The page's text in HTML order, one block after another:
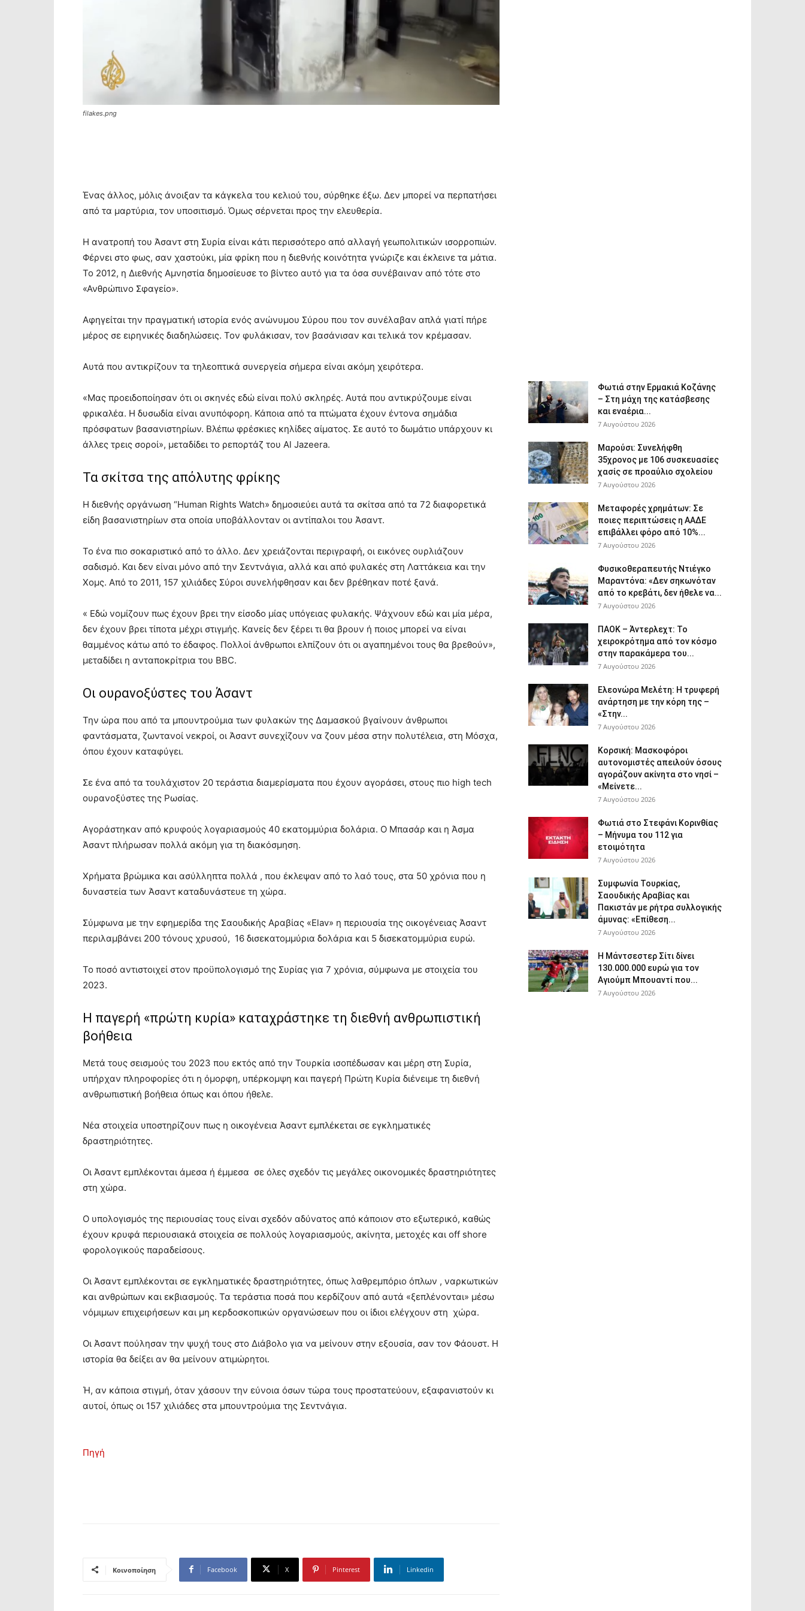
filakes.png
Ένας άλλος, μόλις άνοιξαν τα κάγκελα του κελιού του, σύρθηκε έξω. Δεν μπορεί να περπατήσει
από τα μαρτύρια, τον υποσιτισμό. Όμως σέρνεται προς την ελευθερία.
Η ανατροπή του Άσαντ στη Συρία είναι κάτι περισσότερο από αλλαγή γεωπολιτικών ισορροπιών.
Φέρνει στο φως, σαν χαστούκι, μία φρίκη που η διεθνής κοινότητα γνώριζε και έκλεινε τα μάτια.
Το 2012, η Διεθνής Αμνηστία δημοσίευσε το βίντεο αυτό για τα όσα συνέβαιναν από τότε στο
«Ανθρώπινο Σφαγείο».
Αφηγείται την πραγματική ιστορία ενός ανώνυμου Σύρου που τον συνέλαβαν απλά γιατί πήρε
μέρος σε ειρηνικές διαδηλώσεις. Τον φυλάκισαν, τον βασάνισαν και τελικά τον κρέμασαν.
Αυτά που αντικρίζουν τα τηλεοπτικά συνεργεία σήμερα είναι ακόμη χειρότερα.
«Μας προειδοποίησαν ότι οι σκηνές εδώ είναι πολύ σκληρές. Αυτά που αντικρύζουμε είναι
φρικαλέα. Η δυσωδία είναι ανυπόφορη. Κάποια από τα πτώματα έχουν έντονα σημάδια
πρόσφατων βασανιστηρίων. Βλέπω φρέσκιες κηλίδες αίματος. Σε αυτό το δωμάτιο υπάρχουν κι
άλλες τρεις σοροί», μεταδίδει το ρεπορτάζ του Al Jazeera.
Τα σκίτσα της απόλυτης φρίκης
Η διεθνής οργάνωση “Human Rights Watch» δημοσιεύει αυτά τα σκίτσα από τα 72 διαφορετικά
είδη βασανιστηρίων στα οποία υποβάλλονταν οι αντίπαλοι του Άσαντ.
Το ένα πιο σοκαριστικό από το άλλο. Δεν χρειάζονται περιγραφή, οι εικόνες ουρλιάζουν
σαδισμό. Και δεν είναι μόνο από την Σεντνάγια, αλλά και από φυλακές στη Λαττάκεια και την
Χομς. Από το 2011, 157 χιλιάδες Σύροι συνελήφθησαν και δεν βρέθηκαν ποτέ ξανά.
« Εδώ νομίζουν πως έχουν βρει την είσοδο μίας υπόγειας φυλακής. Ψάχνουν εδώ και μία μέρα,
δεν έχουν βρει τίποτα μέχρι στιγμής. Κανείς δεν ξέρει τι θα βρουν ή ποιος μπορεί να είναι
θαμμένος κάτω από το έδαφος. Πολλοί άνθρωποι ελπίζουν ότι οι αγαπημένοι τους θα βρεθούν»,
μεταδίδει η ανταποκρίτρια του BBC.
Οι ουρανοξύστες του Άσαντ
Την ώρα που από τα μπουντρούμια των φυλακών της Δαμασκού βγαίνουν άνθρωποι
φαντάσματα, ζωντανοί νεκροί, οι Άσαντ συνεχίζουν να ζουν μέσα στην πολυτέλεια, στη Μόσχα,
όπου έχουν καταφύγει.
Σε ένα από τα τουλάχιστον 20 τεράστια διαμερίσματα που έχουν αγοράσει, στους πιο high tech
ουρανοξύστες της Ρωσίας.
Αγοράστηκαν από κρυφούς λογαριασμούς 40 εκατομμύρια δολάρια. Ο Μπασάρ και η Άσμα
Άσαντ πλήρωσαν πολλά ακόμη για τη διακόσμηση.
Χρήματα βρώμικα και ασύλληπτα πολλά , που έκλεψαν από το λαό τους, στα 50 χρόνια που η
δυναστεία των Άσαντ καταδυνάστευε τη χώρα.
Σύμφωνα με την εφημερίδα της Σαουδικής Αραβίας «Elav» η περιουσία της οικογένειας Άσαντ
περιλαμβάνει 200 τόνους χρυσού, 16 δισεκατομμύρια δολάρια και 5 δισεκατομμύρια ευρώ.
Το ποσό αντιστοιχεί στον προϋπολογισμό της Συρίας για 7 χρόνια, σύμφωνα με στοιχεία του
2023.
Η παγερή «πρώτη κυρία» καταχράστηκε τη διεθνή ανθρωπιστική
βοήθεια
Μετά τους σεισμούς του 2023 που εκτός από την Τουρκία ισοπέδωσαν και μέρη στη Συρία,
υπήρχαν πληροφορίες ότι η όμορφη, υπέρκομψη και παγερή Πρώτη Κυρία διένειμε τη διεθνή
ανθρωπιστική βοήθεια όπως και όπου ήθελε.
Νέα στοιχεία υποστηρίζουν πως η οικογένεια Άσαντ εμπλέκεται σε εγκληματικές
δραστηριότητες.
Οι Άσαντ εμπλέκονται άμεσα ή έμμεσα σε όλες σχεδόν τις μεγάλες οικονομικές δραστηριότητες
στη χώρα.
Ο υπολογισμός της περιουσίας τους είναι σχεδόν αδύνατος από κάποιον στο εξωτερικό, καθώς
έχουν κρυφά περιουσιακά στοιχεία σε πολλούς λογαριασμούς, ακίνητα, μετοχές και off shore
φορολογικούς παραδείσους.
Οι Άσαντ εμπλέκονται σε εγκληματικές δραστηριότητες, όπως λαθρεμπόριο όπλων , ναρκωτικών
και ανθρώπων και εκβιασμούς. Τα τεράστια ποσά που κερδίζουν από αυτά «ξεπλένονται» μέσω
νόμιμων επιχειρήσεων και μη κερδοσκοπικών οργανώσεων που οι ίδιοι ελέγχουν στη χώρα.
Οι Άσαντ πούλησαν την ψυχή τους στο Διάβολο για να μείνουν στην εξουσία, σαν τον Φάουστ. Η
ιστορία θα δείξει αν θα μείνουν ατιμώρητοι.
Ή, αν κάποια στιγμή, όταν χάσουν την εύνοια όσων τώρα τους προστατεύουν, εξαφανιστούν κι
αυτοί, όπως οι 157 χιλιάδες στα μπουντρούμια της Σεντνάγια.
Πηγή
Κοινοποίηση Facebook X Pinterest Linkedin
Φωτιά στην Ερμακιά Κοζάνης
– Στη μάχη της κατάσβεσης
και εναέρια...
7 Αυγούστου 2026
Μαρούσι: Συνελήφθη
35χρονος με 106 συσκευασίες
χασίς σε προαύλιο σχολείου
7 Αυγούστου 2026
Μεταφορές χρημάτων: Σε
ποιες περιπτώσεις η ΑΑΔΕ
επιβάλλει φόρο από 10%...
7 Αυγούστου 2026
Φυσικοθεραπευτής Ντιέγκο
Μαραντόνα: «Δεν σηκωνόταν
από το κρεβάτι, δεν ήθελε να...
7 Αυγούστου 2026
ΠΑΟΚ – Άντερλεχτ: Το
χειροκρότημα από τον κόσμο
στην παρακάμερα του...
7 Αυγούστου 2026
Ελεονώρα Μελέτη: Η τρυφερή
ανάρτηση με την κόρη της –
«Στην...
7 Αυγούστου 2026
Κορσική: Μασκοφόροι
αυτονομιστές απειλούν όσους
αγοράζουν ακίνητα στο νησί –
«Μείνετε...
7 Αυγούστου 2026
Φωτιά στο Στεφάνι Κορινθίας
– Μήνυμα του 112 για
ετοιμότητα
7 Αυγούστου 2026
Συμφωνία Τουρκίας,
Σαουδικής Αραβίας και
Πακιστάν με ρήτρα συλλογικής
άμυνας: «Επίθεση...
7 Αυγούστου 2026
Η Μάντσεστερ Σίτι δίνει
130.000.000 ευρώ για τον
Αγιούμπ Μπουαντί που...
7 Αυγούστου 2026